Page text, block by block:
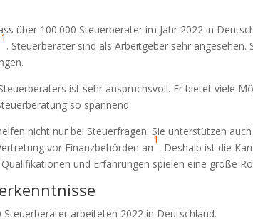
über 100.000 Steuerberater im Jahr 2022 in
1
. Steuerberater sind als Arbeitgeber sehr
ist sehr anspruchsvoll. Er bietet viele
so spannend.
nicht nur bei Steuerfragen. Sie unterstützen
vor Finanzbehörden an
1
. Deshalb ist die
und Erfahrungen spielen eine große
Steuerberater arbeiteten 2022 in Deutschland.